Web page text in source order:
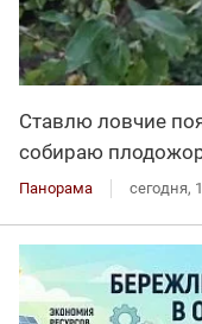
Ставлю ловчие
собираю
Панорама сегодня,